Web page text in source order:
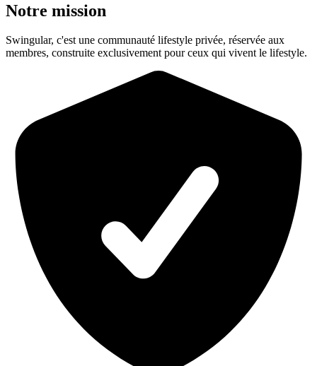
Notre mission
Swingular, c'est une communauté lifestyle privée, réservée aux
membres, construite exclusivement pour ceux qui vivent le lifestyle.